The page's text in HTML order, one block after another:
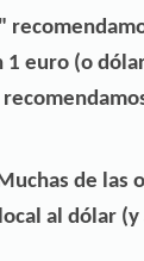
1 euro (o
de las
al dólar (y